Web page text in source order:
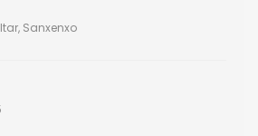
Sanxenxo